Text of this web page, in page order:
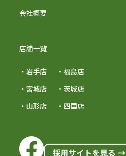
会社概要
店舗一覧
・岩手店
・宮城店
・山形店
・福島店
・茨城店
・四国店
採用サイトを見る →